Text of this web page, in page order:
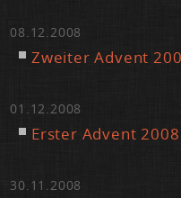
08.12.2008
Zwei­ter Ad­vent
01.12.2008
Ers­ter Ad­vent
30.11.2008